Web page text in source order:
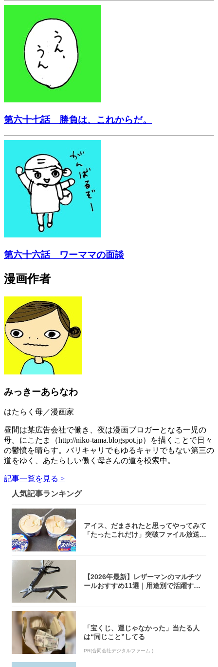
第六十七話 勝負は、これからだ。
第六十六話 ワーママの面談
漫画作者
みっきーあらなわ
はたらく母／漫画家
昼間は某広告会社で働き、夜は漫画ブロガーとなる一児の
母。にこたま（http://niko-tama.blogspot.jp）を描くことで日々
の鬱憤を晴らす。バリキャリでもゆるキャリでもない第三の
道をゆく、あたらしい働く母さんの道を模索中。
記事一覧を見る >
人気記事ランキング
アイス、だまされたと思ってやってみて
「たったこれだけ」突破ファイル放送で
【2026年最新】レザーマンのマルチツ
ールおすすめ11選｜用途別で活躍する
「宝くじ、運じゃなかった」当たる人
は“同じこと”してる
PR(合同会社デジタルファーム )